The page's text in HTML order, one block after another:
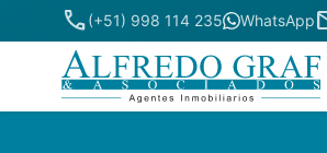
phone(+51) 998 114 235 WhatsApp